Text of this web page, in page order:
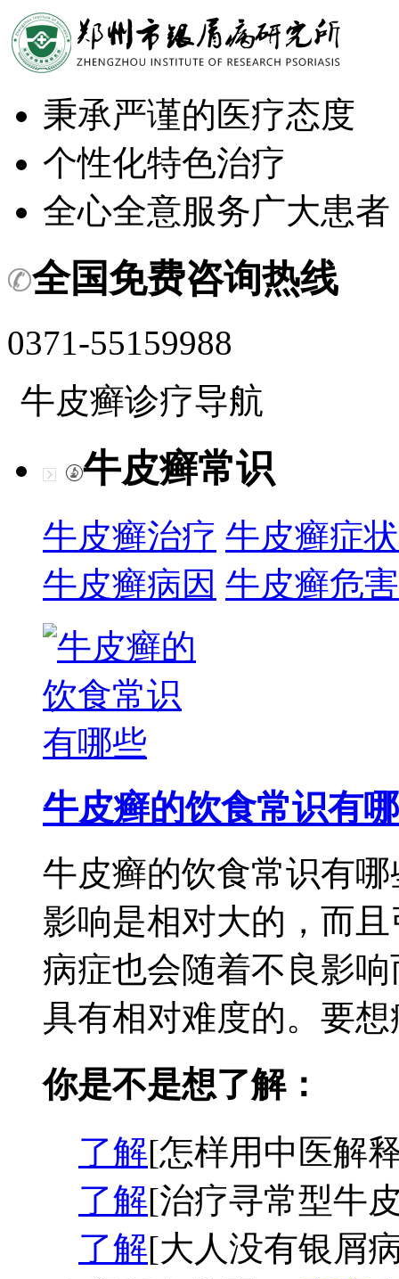
秉承严谨的医疗态度
个性化特色治疗
全心全意服务广大患者
全国免费咨询热线
0371-55159988
牛皮癣诊疗导航
牛皮癣常识
牛皮癣治疗 牛皮癣症状
牛皮癣病因 牛皮癣危害
牛皮癣的饮食常识有哪
牛皮癣的饮食常识有
影响是相对大的，而
病症也会随着不良影
具有相对难度的。要
你是不是想了解：
了解[怎样用中医解
了解[治疗寻常型牛
了解[大人没有银屑